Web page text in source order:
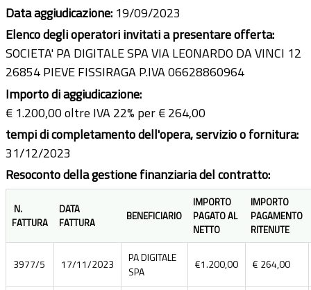
Data aggiudicazione: 19/09/2023
Elenco degli operatori invitati a presentare offerta:
SOCIETA' PA DIGITALE SPA VIA LEONARDO DA VINCI 12
26854 PIEVE FISSIRAGA P.IVA 06628860964
Importo di aggiudicazione:
€ 1.200,00 oltre IVA 22% per € 264,00
tempi di completamento dell'opera, servizio o fornitura:
31/12/2023
Resoconto della gestione finanziaria del contratto:
N.
FATTURA
DATA
FATTURA
BENEFICIARIO
IMPORTO
PAGATO AL
NETTO
IMPORTO
PAGAMENTO
RITENUTE
3977/5 17/11/2023
PA DIGITALE
SPA
€1.200,00 € 264,00